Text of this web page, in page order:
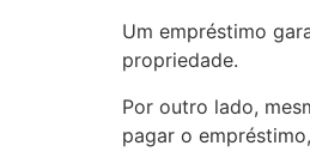
Um empréstimo
propriedade.
Por outro lado,
pagar o